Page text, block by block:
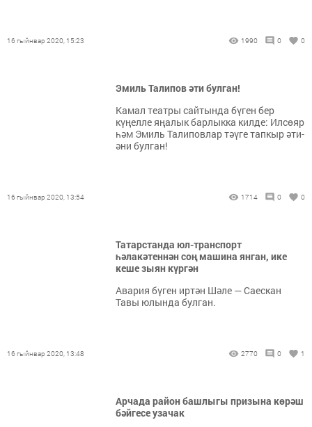
16 гыйнвар 2020, 15:23 1990 0 0
Эмиль Талипов әти булган!
Камал театры сайтында бүген бер
күңелле яңалык барлыкка килде: Илсөяр
һәм Эмиль Талиповлар тәүге тапкыр әти-
әни булган!
16 гыйнвар 2020, 13:54 1714 0 0
Татарстанда юл-транспорт
һәлакәтеннән соң машина янган, ике
кеше зыян күргән
Авария бүген иртән Шәле — Саескан
Тавы юлында булган.
16 гыйнвар 2020, 13:48 2770 0 1
Арчада район башлыгы призына көрәш
бәйгесе узачак